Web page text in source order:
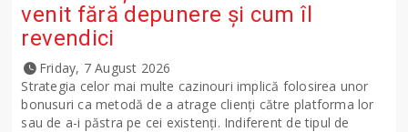
venit fără depunere și cum îl
revendici
Friday, 7 August 2026
Strategia celor mai multe cazinouri implică folosirea unor
bonusuri ca metodă de a atrage clienți către platforma lor
sau de a-i păstra pe cei existenți. Indiferent de tipul de